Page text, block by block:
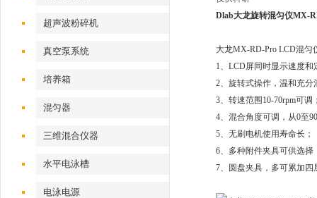
超声波粉碎机
真空泵系统
培养箱
混匀器
三维混合仪器
水平电泳槽
电泳电源
Dlab大龙旋转混匀仪MX-
大龙MX-RD-Pro LCD混匀
1、LCD屏同时显示速度和
2、旋转式操作，温和充分
3、转速范围10-70rpm可调
4、混合角度可调，从0至
5、无刷电机使用寿命长；
6、多种附件夹具可供选择
7、圆盘夹具，多可累加四